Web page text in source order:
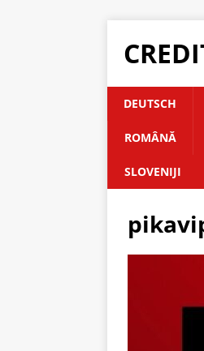
DEUTSCH
ROMÂNĂ
SLOVENIJI